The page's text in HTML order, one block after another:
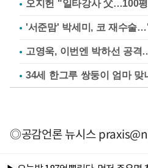
오지헌 "일타강사 父…100
'서준맘' 박세미, 코 재수술
고영욱, 이번엔 박하선 공
34세 한그루 쌍둥이 엄마
◎공감언론 뉴시스